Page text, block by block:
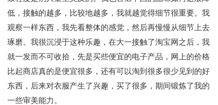
低，接触的越多，比较地越多，我就越觉得细节很重要。我
观察一样东西，我先看整体的感觉，然后再慢慢从细节上去
琢磨。我很沉浸于这种乐趣，在大一接触了淘宝网之后，我
就一发而不可收拾，先是买些便宜的电子产品，网上的价格
比起商店真的是便宜很多，还有可以淘到很多很少见到的好
东西，后来对衣服产生了兴趣，买了很多，期间锻炼了我的
一些审美能力。